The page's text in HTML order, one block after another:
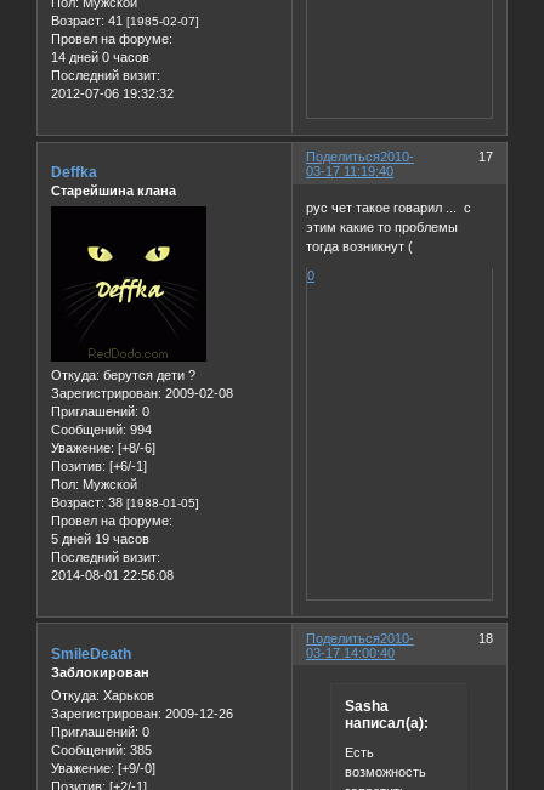
Пол: Мужской
Возраст: 41 [1985-02-07]
Провел на форуме:
14 дней 0 часов
Последний визит:
2012-07-06 19:32:32
Поделиться 17
2010-
03-17 11:19:40
Deffka
Старейшина клана
Откуда: берутся дети ?
Зарегистрирован: 2009-02-08
Приглашений: 0
Сообщений: 994
Уважение: [+8/-6]
Позитив: [+6/-1]
Пол: Мужской
Возраст: 38 [1988-01-05]
Провел на форуме:
5 дней 19 часов
Последний визит:
2014-08-01 22:56:08
рус чет такое говарил ... с
этим какие то проблемы
тогда возникнут (
0
Поделиться 18
2010-
03-17 14:00:40
SmileDeath
Заблокирован
Откуда: Харьков
Зарегистрирован: 2009-12-26
Приглашений: 0
Сообщений: 385
Уважение: [+9/-0]
Позитив: [+2/-1]
Sasha
написал(а):
Есть
возможность